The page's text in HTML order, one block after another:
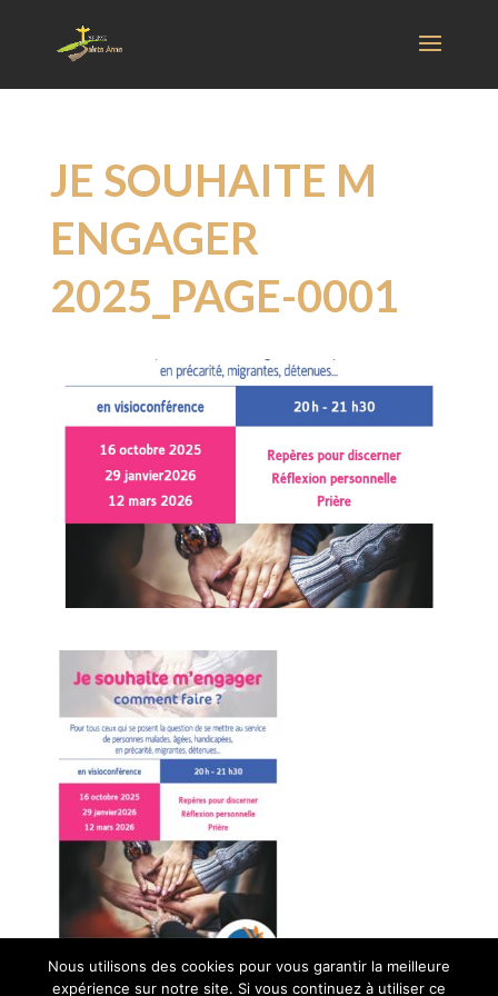
JE SOUHAITE M
ENGAGER
2025_PAGE-0001
Nous utilisons des cookies pour vous garantir la meilleure
expérience sur notre site. Si vous continuez à utiliser ce